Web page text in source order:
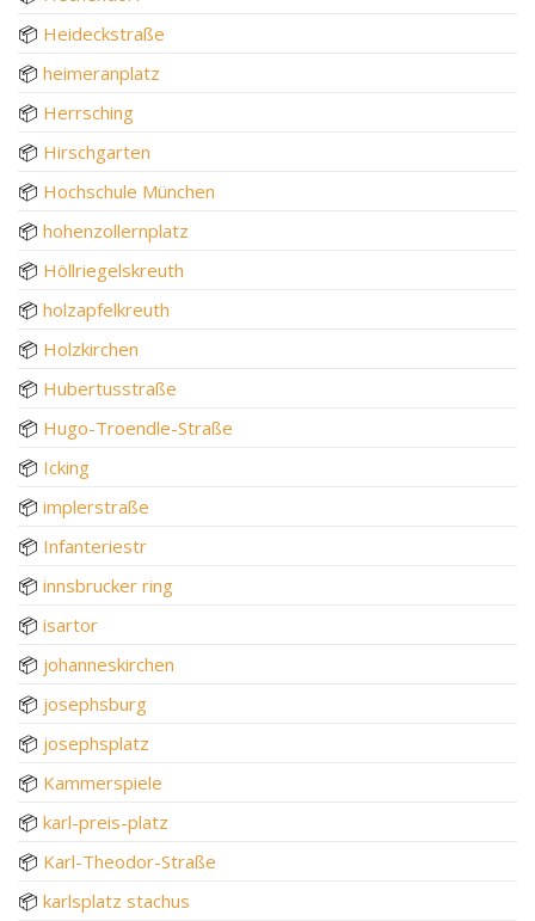
📦 Heideckstraße
📦 heimeranplatz
📦 Herrsching
📦 Hirschgarten
📦 Hochschule München
📦 hohenzollernplatz
📦 Höllriegelskreuth
📦 holzapfelkreuth
📦 Holzkirchen
📦 Hubertusstraße
📦 Hugo-Troendle-Straße
📦 Icking
📦 implerstraße
📦 Infanteriestr
📦 innsbrucker ring
📦 isartor
📦 johanneskirchen
📦 josephsburg
📦 josephsplatz
📦 Kammerspiele
📦 karl-preis-platz
📦 Karl-Theodor-Straße
📦 karlsplatz stachus